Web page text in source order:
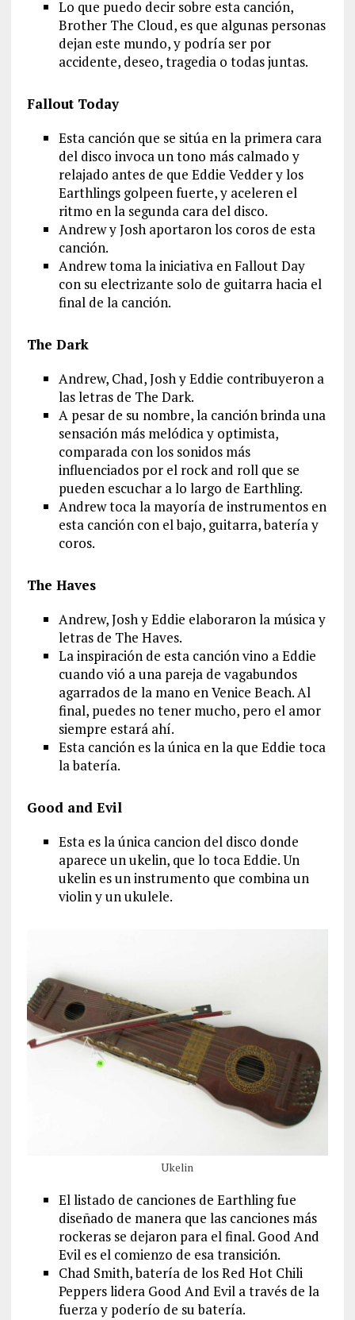
Lo que puedo decir sobre esta canción,
Brother The Cloud, es que algunas personas
dejan este mundo, y podría ser por
accidente, deseo, tragedia o todas juntas.
Fallout Today
Esta canción que se sitúa en la primera cara
del disco invoca un tono más calmado y
relajado antes de que Eddie Vedder y los
Earthlings golpeen fuerte, y aceleren el
ritmo en la segunda cara del disco.
Andrew y Josh aportaron los coros de esta
canción.
Andrew toma la iniciativa en Fallout Day
con su electrizante solo de guitarra hacia el
final de la canción.
The Dark
Andrew, Chad, Josh y Eddie contribuyeron a
las letras de The Dark.
A pesar de su nombre, la canción brinda una
sensación más melódica y optimista,
comparada con los sonidos más
influenciados por el rock and roll que se
pueden escuchar a lo largo de Earthling.
Andrew toca la mayoría de instrumentos en
esta canción con el bajo, guitarra, batería y
coros.
The Haves
Andrew, Josh y Eddie elaboraron la música y
letras de The Haves.
La inspiración de esta canción vino a Eddie
cuando vió a una pareja de vagabundos
agarrados de la mano en Venice Beach. Al
final, puedes no tener mucho, pero el amor
siempre estará ahí.
Esta canción es la única en la que Eddie toca
la batería.
Good and Evil
Esta es la única cancion del disco donde
aparece un ukelin, que lo toca Eddie. Un
ukelin es un instrumento que combina un
violin y un ukulele.
Ukelin
El listado de canciones de Earthling fue
diseñado de manera que las canciones más
rockeras se dejaron para el final. Good And
Evil es el comienzo de esa transición.
Chad Smith, batería de los Red Hot Chili
Peppers lidera Good And Evil a través de la
fuerza y poderío de su batería.